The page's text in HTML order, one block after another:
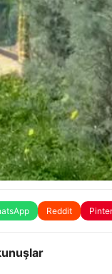
Reddit